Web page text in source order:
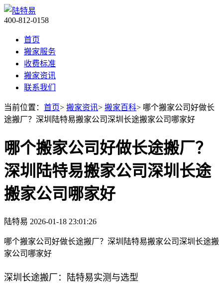
400-812-0158
首页
搬家服务
收费标准
搬家资讯
联系我们
当前位置： 首页> 搬家资讯> 搬家百科> 哪个搬家公司好做长
途搬厂？深圳陆特易搬家公司深圳长途搬家公司哪家好
哪个搬家公司好做长途搬厂？
深圳陆特易搬家公司深圳长途
搬家公司哪家好
陆特易 2026-01-18 23:01:26
哪个搬家公司好做长途搬厂？深圳陆特易搬家公司深圳长途搬
家公司哪家好
深圳长途搬厂：陆特易实测与选型